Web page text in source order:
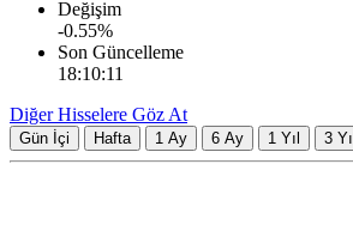
Değişim
-0.55%
Son Güncelleme
18:10:11
Diğer Hisselere Göz At
Gün İçi Hafta 1 Ay 6 Ay 1 Yıl 3 Yıl